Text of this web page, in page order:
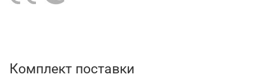
Комплект поставки